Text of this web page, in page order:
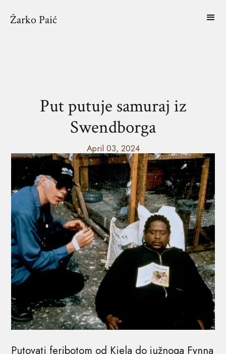
Žarko Paić
Put putuje samuraj iz
Swendborga
April 03, 2024
Putovati feribotom od Kiela do južnoga Fynna